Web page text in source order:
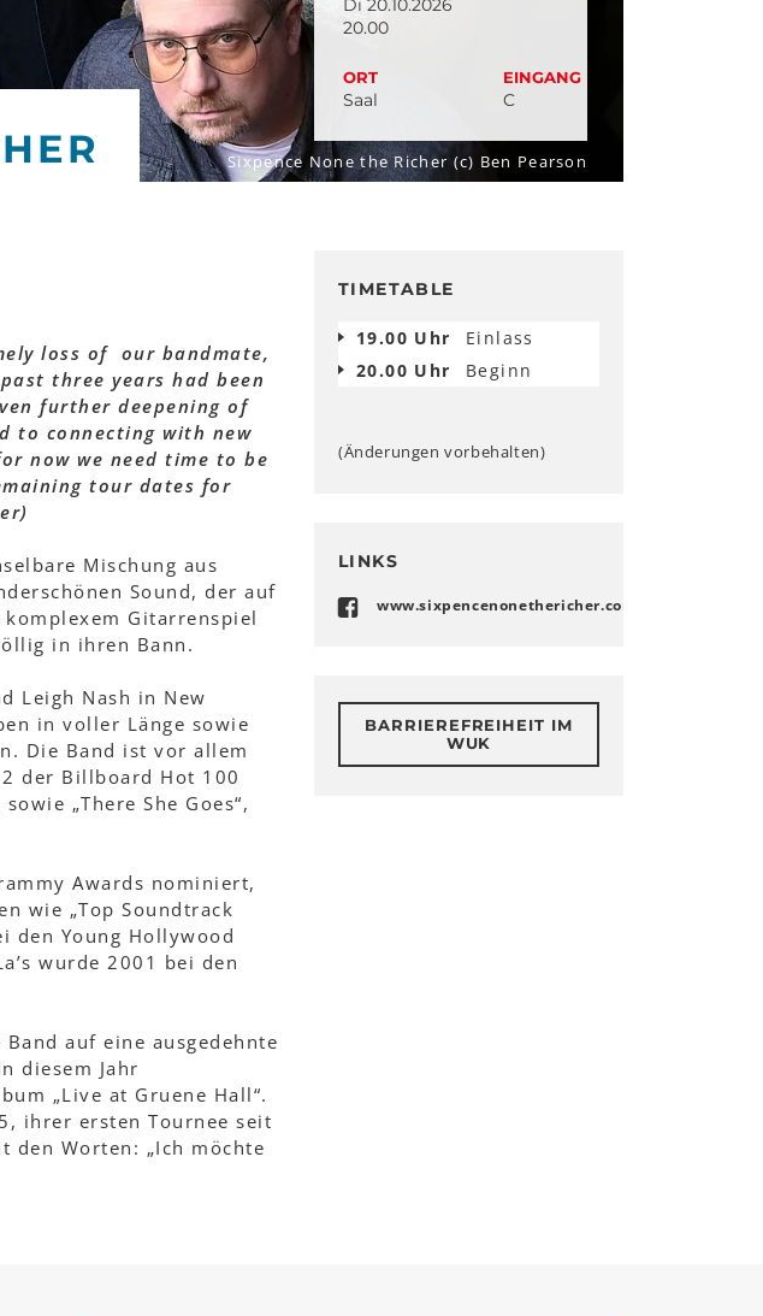
Di 20.10.2026
20.00
ORT
Saal
EINGANG
C
Sixpence None the Richer (c) Ben Pearson
loss of our bandmate,
three years had been
further deepening of
to connecting with new
now we need time to be
tour dates for
Mischung aus
Sound, der auf
Gitarrenspiel
in ihren Bann.
Leigh Nash in New
in voller Länge sowie
Die Band ist vor allem
der Billboard Hot 100
„There She Goes“,
Awards nominiert,
wie „Top Soundtrack
den Young Hollywood
wurde 2001 bei den
auf eine ausgedehnte
diesem Jahr
„Live at Gruene Hall“.
ihrer ersten Tournee seit
den Worten: „Ich möchte
TIMETABLE
19.00 Uhr
Einlass
20.00 Uhr
Beginn
(Änderungen vorbehalten)
LINKS
www.sixpencenonethericher.com
BARRIEREFREIHEIT IM
WUK